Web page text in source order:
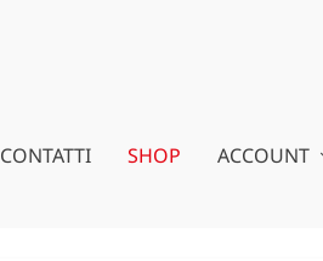
CONTATTI SHOP ACCOUNT